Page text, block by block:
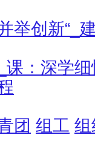
举创新“_
课：深学
团 组工 组